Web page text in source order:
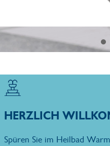
HERZLICH
Spüren Sie im Heilbad